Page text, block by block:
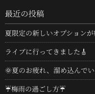
最近の投稿
夏限定の新しいオプション
ライブに行ってきました🎸
🌞夏のお疲れ、溜め込んで
☔梅雨の過ごし方☔